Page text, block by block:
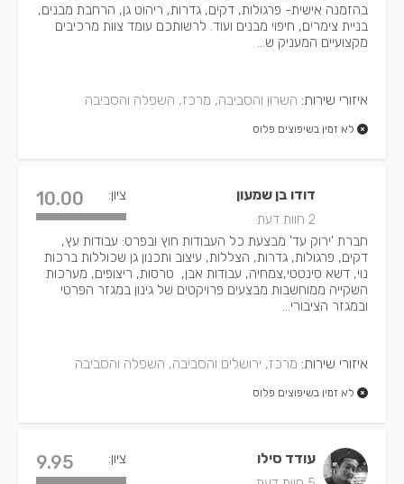
בהזמנה אישית- פרגולות, דקים, גדרות, ריהוט גן, הרחבת מבנים,
בניית צימרים, חיפוי מבנים ועוד. לרשותכם עומד צוות מרכיבים
מקצועיים המעניק ש...
איזורי שירות: השרון והסביבה, מרכז, השפלה והסביבה
לא זמין בשיפוצים פלוס
דודו בן שמעון
2 חוות דעת
ציון: 10.00
חברת 'ירוק עד' מבצעת כל העבודות חוץ ובפרט: עבודות עץ,
דקים, פרגולות, גדרות, הצללות, עיצוב ותכנון גן שכוללות ברכות
נוי, דשא סינטטי,צמחיה, עבודות אבן, טרסות, ריצופים, מערכות
השקייה ממוחשבות מבצעים פרויקטים של גינון במגזר הפרטי
ובמגזר הציבורי...
איזורי שירות: מרכז, ירושלים והסביבה, השפלה והסביבה
לא זמין בשיפוצים פלוס
עודד סילו ציון: 9.95